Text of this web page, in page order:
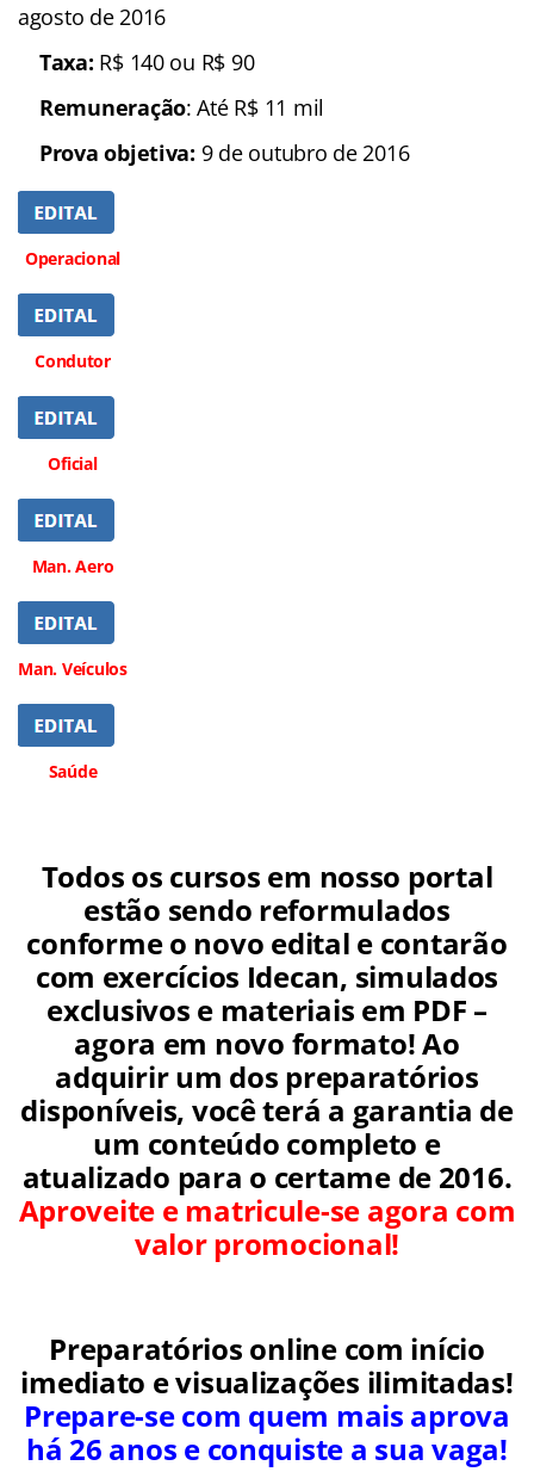
agosto de 2016
Taxa: R$ 140 ou R$ 90
Remuneração: Até R$ 11 mil
Prova objetiva: 9 de outubro de 2016
Operacional
Condutor
Oficial
Man. Aero
Man. Veículos
Saúde
Todos os cursos em nosso portal
estão sendo reformulados
conforme o novo edital e contarão
com exercícios Idecan, simulados
exclusivos e materiais em PDF –
agora em novo formato! Ao
adquirir um dos preparatórios
disponíveis, você terá a garantia de
um conteúdo completo e
atualizado para o certame de 2016.
Aproveite e matricule-se agora com
valor promocional!
Preparatórios online com início
imediato e visualizações ilimitadas!
Prepare-se com quem mais aprova
há 26 anos e conquiste a sua vaga!